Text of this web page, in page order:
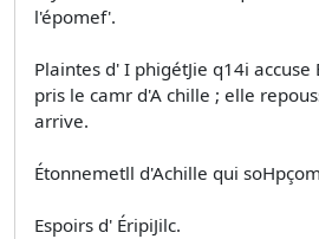
l'épomef'.
Plaintes d' I phigétJie q14i
pris le camr d'A chille ; elle
arrive.
Étonnemetll d'Achille qui
Espoirs d' ÉripiJilc.